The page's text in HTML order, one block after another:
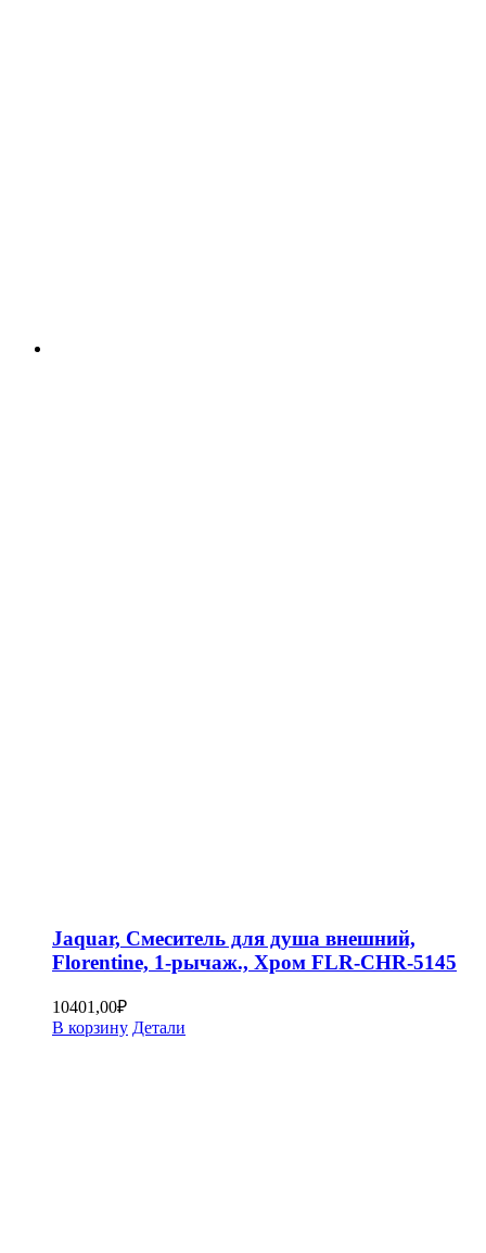
Jaquar, Смеситель для душа внешний,
Florentine, 1-рычаж., Хром FLR-CHR-5145
10401,00₽
В корзину Детали